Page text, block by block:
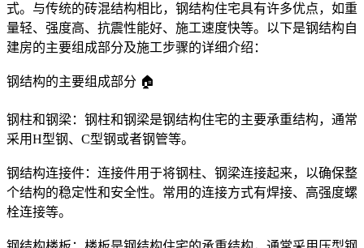
式。与传统的砖混结构相比，钢结构住宅具有许多优点，如重
量轻、强度高、抗震性能好、施工速度快等。以下是钢结构自
建房的主要组成部分及施工步骤的详细介绍：
钢结构的主要组成部分 🏠
钢柱和钢梁：钢柱和钢梁是钢结构住宅的主要承重结构，通常
采用H型钢、C型钢或者钢管等。
钢结构连接件：连接件用于将钢柱、钢梁连接起来，以确保整
个结构的稳定性和安全性。常用的连接方式有焊接、高强度螺
栓连接等。